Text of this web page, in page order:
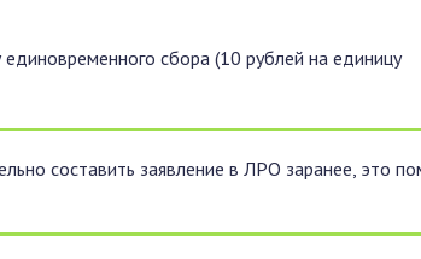
сбора (10 рублей на единицу
составить заявление в ЛРО заранее, это